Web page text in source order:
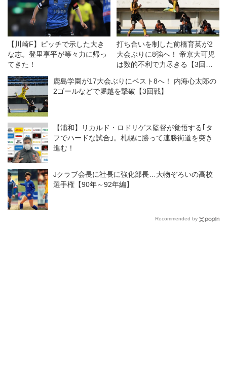
【川崎F】ピッチで示した大き
な志。登里享平が等々力に帰っ
てきた！
打ち合いを制した前橋育英が2
大会ぶりに8強へ！ 帝京大可児
は数的不利で力尽きる【3回
鹿島学園が17大会ぶりにベスト8へ！ 内海心太郎の
2ゴールなどで堀越を撃破【3回戦】
【浦和】リカルド・ロドリゲス監督が覚悟する｢タ
フでハードな試合｣。札幌に勝って連勝街道を突き
進む！
Jクラブ会長に社長に強化部長…大物ぞろいの高校
選手権【90年～92年編】
Recommended by